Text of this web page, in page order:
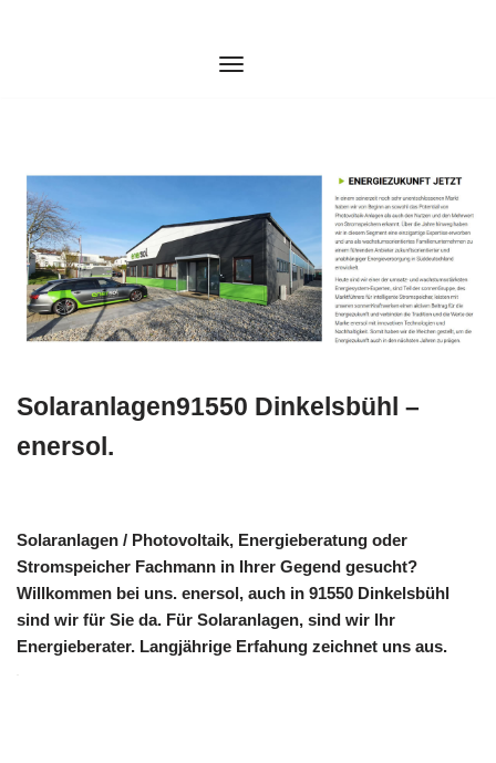
Solaranlagen91550 Dinkelsbühl –
enersol.
Solaranlagen / Photovoltaik, Energieberatung oder
Stromspeicher Fachmann in Ihrer Gegend gesucht?
Willkommen bei uns. enersol, auch in 91550 Dinkelsbühl
sind wir für Sie da. Für Solaranlagen, sind wir Ihr
Energieberater. Langjährige Erfahung zeichnet uns aus.